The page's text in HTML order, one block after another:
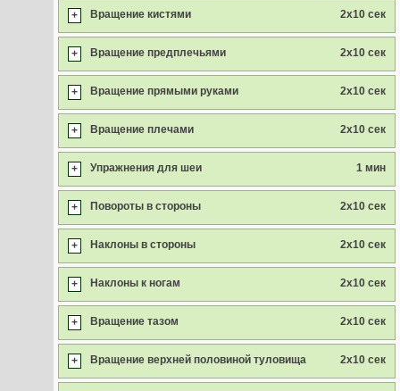
+ Вращение кистями 2x10 сек
+ Вращение предплечьями 2x10 сек
+ Вращение прямыми руками 2x10 сек
+ Вращение плечами 2x10 сек
+ Упражнения для шеи 1 мин
+ Повороты в стороны 2x10 сек
+ Наклоны в стороны 2x10 сек
+ Наклоны к ногам 2x10 сек
+ Вращение тазом 2x10 сек
+ Вращение верхней половиной туловища 2x10 сек